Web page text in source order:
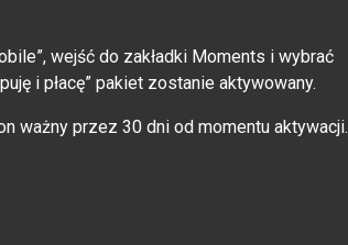
wejść do zakładki Moments i wybrać
i płacę” pakiet zostanie aktywowany.
ważny przez 30 dni od momentu aktywacji.